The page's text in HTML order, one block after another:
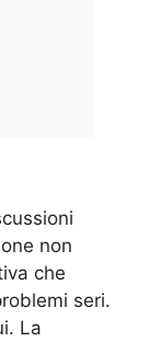
non
che
seri.
La